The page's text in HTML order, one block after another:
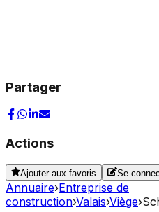
Partager
Actions
Ajouter aux favoris Se
Annuaire›Entreprise de
construction›Valais›Viège›